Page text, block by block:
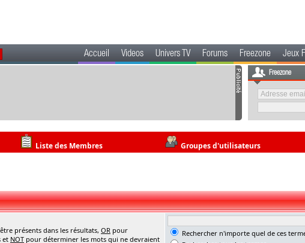
Accueil Videos Univers TV Forums Freezone Jeux
Freezone
Liste des Membres Groupes d'utilisateurs
présents dans les résultats, OR pour
et NOT pour déterminer les mots qui ne devraient
Rechercher n'importe quel de ces